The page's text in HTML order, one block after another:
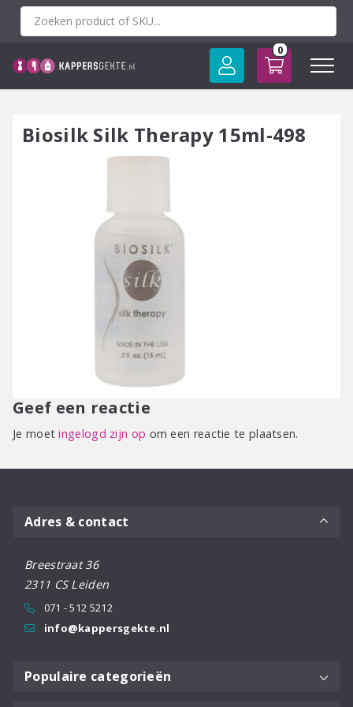
Spring
0
Biosilk Silk Therapy 15ml-498
Geef een reactie
Je moetingelogd zijn op om een reactie te plaatsen.
Adres & contact
Breestraat 36
2311 CS Leiden
071 - 512 5212
info@kappersgekte.nl
Populaire categorieën